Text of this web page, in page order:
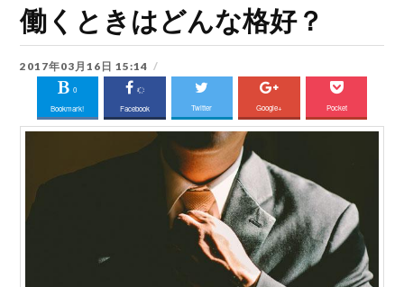
働くときはどんな格好？
2017年03月16日 15:14
0
Bookmark!
Facebook Twitter Google+ Pocket